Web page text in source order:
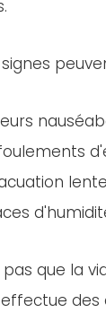
pas que la
effectue